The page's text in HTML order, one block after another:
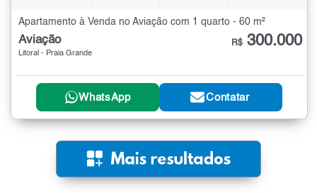
Apartamento à Venda no Aviação com 1 quarto - 60 m²
Aviação
Litoral - Praia Grande
R$ 300.000
WhatsApp Contatar